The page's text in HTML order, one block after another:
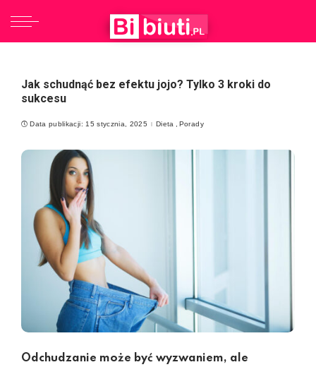
Jak schudnąć bez efektu jojo? Tylko 3 kroki do
sukcesu
Data publikacji: 15 stycznia, 2025 Dieta Porady
Odchudzanie może być wyzwaniem, ale